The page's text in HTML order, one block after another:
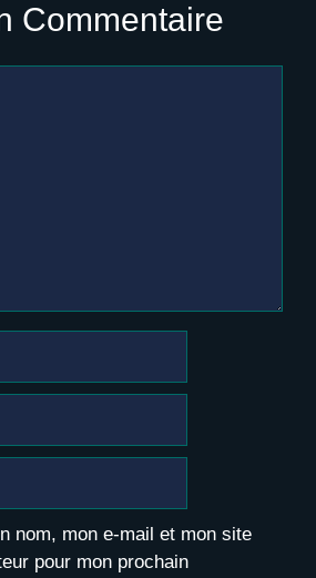
Commentaire
nom, mon e-mail et mon site
pour mon prochain